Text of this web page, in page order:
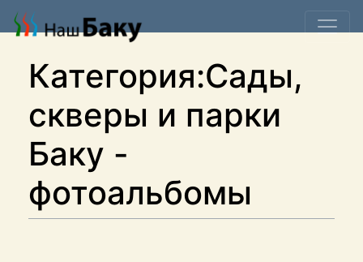
Категория:Сады,
скверы и парки
Баку -
фотоальбомы